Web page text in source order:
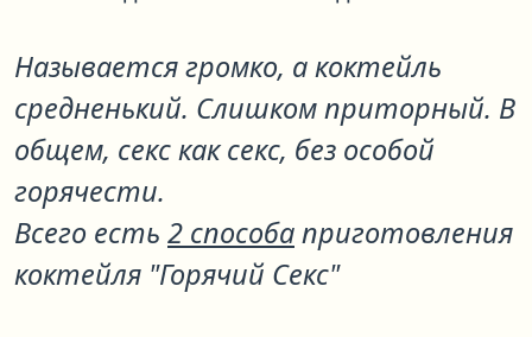
Называется громко, а коктейль
средненький. Слишком приторный. В
общем, секс как секс, без особой
горячести.
Всего есть 2 способаприготовления
коктейля "Горячий Секс"